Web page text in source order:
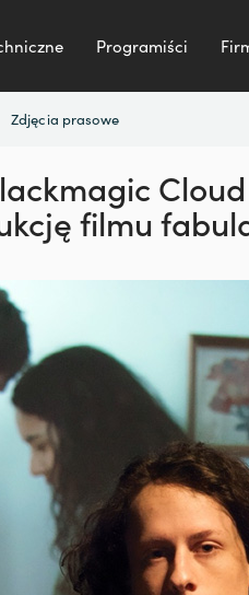
Programiści
Zdjęcia prasowe
filmu